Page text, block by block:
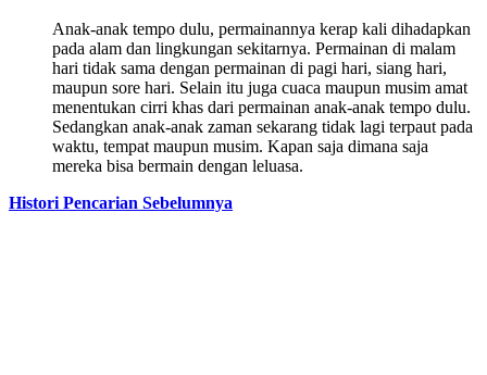
Anak-anak tempo dulu, permainannya kerap kali dihadapkan
pada alam dan lingkungan sekitarnya. Permainan di malam
hari tidak sama dengan permainan di pagi hari, siang hari,
maupun sore hari. Selain itu juga cuaca maupun musim amat
menentukan cirri khas dari permainan anak-anak tempo dulu.
Sedangkan anak-anak zaman sekarang tidak lagi terpaut pada
waktu, tempat maupun musim. Kapan saja dimana saja
mereka bisa bermain dengan leluasa.
Histori Pencarian Sebelumnya